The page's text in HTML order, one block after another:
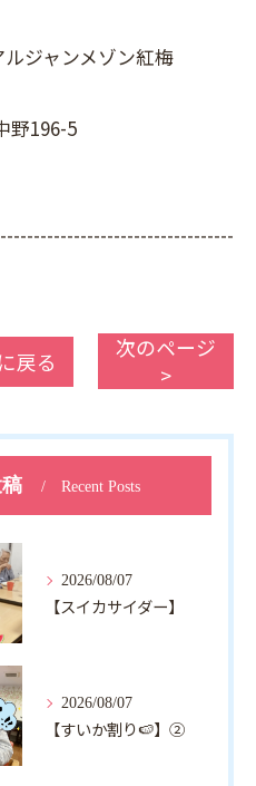
ジャンメゾン紅梅
野196-5
戻る
次のページ
>
Recent Posts
2026/08/07
【スイカサイダー】
2026/08/07
【すいか割り🍉】②